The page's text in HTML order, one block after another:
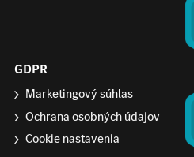
GDPR
Marketingový súhlas
Ochrana osobných údajov
Cookie nastavenia